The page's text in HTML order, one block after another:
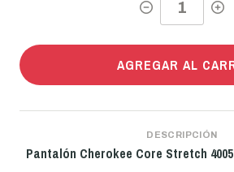
AGREGAR AL
DESCRIPCIÓN
Pantalón Cherokee Core Stretch